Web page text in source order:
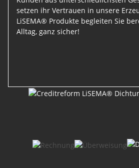
setzen ihr Vertrauen in unsere
LiSEMA® Produkte begleiten Sie
Alltag, ganz sicher!